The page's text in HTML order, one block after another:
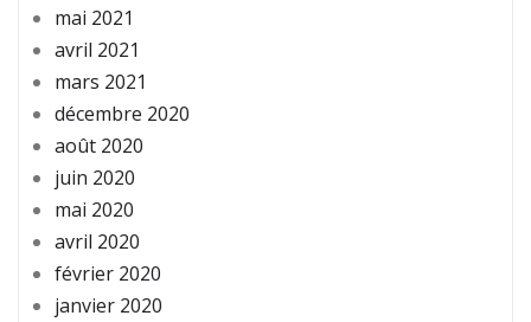
mai 2021
avril 2021
mars 2021
décembre 2020
août 2020
juin 2020
mai 2020
avril 2020
février 2020
janvier 2020